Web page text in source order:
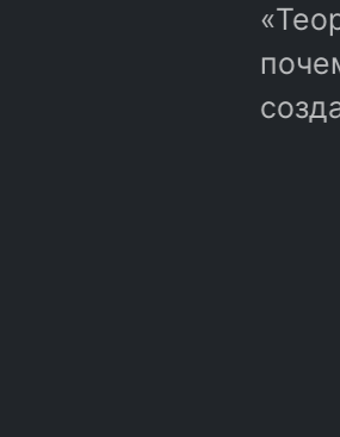
«Теория массовой
почему успешному
создать свою